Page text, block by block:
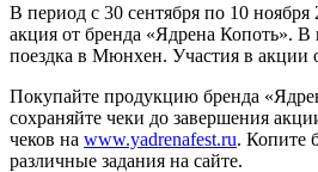
В период с 30 сентября по 10 ноября
акция от бренда «Ядрена Копоть». В
поездка в Мюнхен. Участия в акции
Покупайте продукцию бренда
сохраняйте чеки до завершения
чеков на www.yadrenafest.ru. Копите
различные задания на сайте.